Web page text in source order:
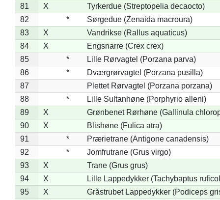
81
X
Tyrkerdue (Streptopelia decaocto)
82
*
Sørgedue (Zenaida macroura)
83
X
Vandrikse (Rallus aquaticus)
84
X
Engsnarre (Crex crex)
85
*
Lille Rørvagtel (Porzana parva)
86
*
Dværgrørvagtel (Porzana pusilla)
87
Plettet Rørvagtel (Porzana porzana)
88
*
Lille Sultanhøne (Porphyrio alleni)
89
X
Grønbenet Rørhøne (Gallinula
90
X
Blishøne (Fulica atra)
91
*
Prærietrane (Antigone canadensis)
92
*
Jomfrutrane (Grus virgo)
93
X
Trane (Grus grus)
94
X
Lille Lappedykker (Tachybaptus
95
X
Gråstrubet Lappedykker (Podiceps